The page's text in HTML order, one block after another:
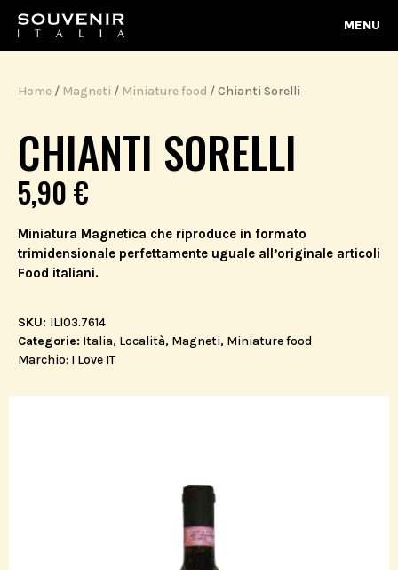
MENU
Home / Magneti / Miniature food / Chianti Sorelli
CHIANTI SORELLI
5,90€
Miniatura Magnetica che riproduce in formato
trimidensionale perfettamente uguale all’originale articoli
Food italiani.
SKU: ILI03.7614
Categorie: Italia, Località, Magneti, Miniature food
Marchio: I Love IT